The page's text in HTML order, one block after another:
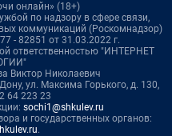
онлайн» (18+)
по надзору в сфере связи,
коммуникаций (Роскомнадзор)
- 82851 от 31.03.2022 г.
ответственностью "ИНТЕРНЕТ
Виктор Николаевич
ул. Максима Горького, д. 130,
64 223 23
sochi1@shkulev.ru
и государственных органов:
.